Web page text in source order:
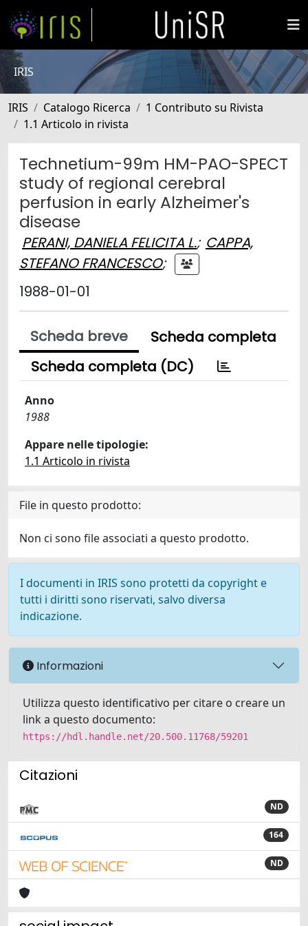
IRIS
IRIS Catalogo Ricerca
1 Contributo su Rivista
1.1 Articolo in rivista
Technetium-99m HM-PAO-SPECT
study of regional cerebral
perfusion in early Alzheimer's
disease
PERANI, DANIELA FELICITA L.; CAPPA,
STEFANO FRANCESCO;
1988-01-01
Scheda breve
Scheda completa
Scheda completa (DC)
Anno
1988
Appare nelle tipologie:
1.1 Articolo in rivista
File in questo prodotto:
Non ci sono file associati a questo prodotto.
I documenti in IRIS sono protetti da copyright e
tutti i diritti sono riservati, salvo diversa
indicazione.
Informazioni
Utilizza questo identificativo per citare o creare un
link a questo documento:
https://hdl.handle.net/20.500.11768/59201
Citazioni
ND
164
ND